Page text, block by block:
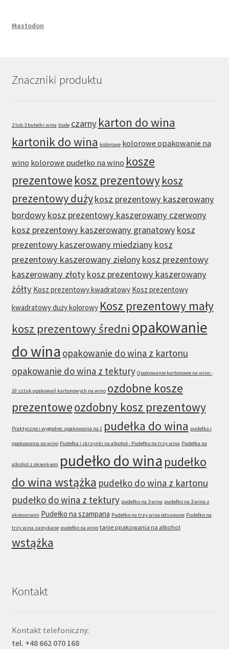
Mastodon
Znaczniki produktu
2 lub 3 butelki wina białe czarny karton do wina
kartonik do wina kolorowe kolorowe opakowanie na
wino kolorowe pudełko na wino kosze
prezentowe kosz prezentowykosz
prezentowy dużykosz prezentowy kaszerowany
bordowykosz prezentowy kaszerowany czerwony
kosz prezentowy kaszerowany granatowykosz
prezentowy kaszerowany miedzianykosz
prezentowy kaszerowany zielonykosz prezentowy
kaszerowany złotykosz prezentowy kaszerowany
żółty Kosz prezentowy kwadratowy Kosz prezentowy
kwadratowy duży kolorowy Kosz prezentowy mały
kosz prezentowy średni opakowanie
do wina opakowanie do wina z kartonu
opakowanie do wina z tektury Opakowanie kartonowe na wino -
10 sztuk opakowań kartonowych na wino ozdobne kosze
prezentoweozdobny kosz prezentowy
Praktyczne i wygodne: opakowania na 1 pudełka do wina pudełka i
opakowania na wino Pudełka i skrzynki na alkohol - Pudełko na trzy wina Pudełka na
alkohol z okienkiem pudełko do wina pudełko
do wina wstążka pudełko do wina z kartonu
pudełko do wina z tektury pudełko na 3 wina pudełko na 3 wina z
akcesoriami Pudełko na szampana Pudełko na trzy wina odsuwane Pudełko na
trzy wina zamykane pudełko na wino tanie opakowania na alkohol
wstążka
Kontakt
Kontakt telefoniczny:
tel. +48 662 070 168